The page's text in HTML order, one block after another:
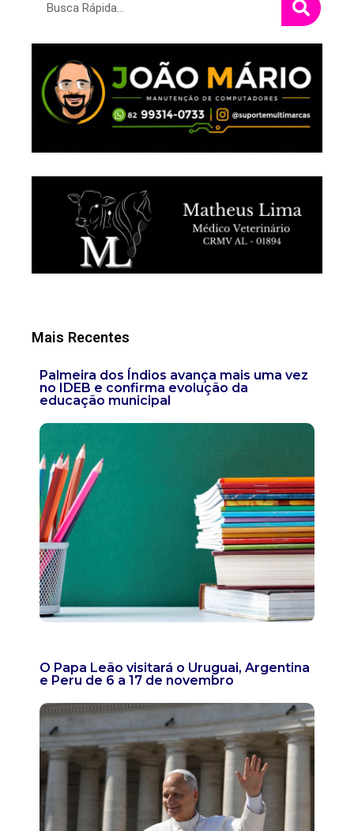
Mais Recentes
Palmeira dos Índios avança mais uma vez
no IDEB e confirma evolução da
educação municipal
O Papa Leão visitará o Uruguai, Argentina
e Peru de 6 a 17 de novembro